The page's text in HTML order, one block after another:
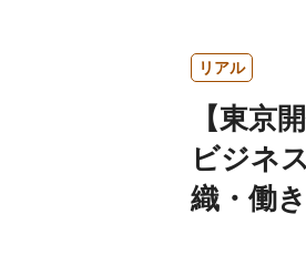
リアル
【東京
ビジネ
織・働